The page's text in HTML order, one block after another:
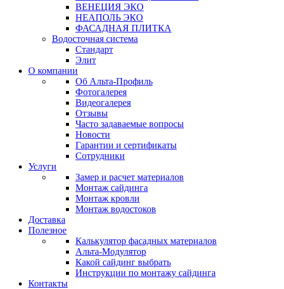
ВЕНЕЦИЯ ЭКО
НЕАПОЛЬ ЭКО
ФАСАДНАЯ ПЛИТКА
Водосточная система
Стандарт
Элит
О компании
Об Альта-Профиль
Фотогалерея
Видеогалерея
Отзывы
Часто задаваемые вопросы
Новости
Гарантии и сертификаты
Сотрудники
Услуги
Замер и расчет материалов
Монтаж сайдинга
Монтаж кровли
Монтаж водостоков
Доставка
Полезное
Калькулятор фасадных материалов
Альта-Модулятор
Какой сайдинг выбрать
Инструкции по монтажу сайдинга
Контакты